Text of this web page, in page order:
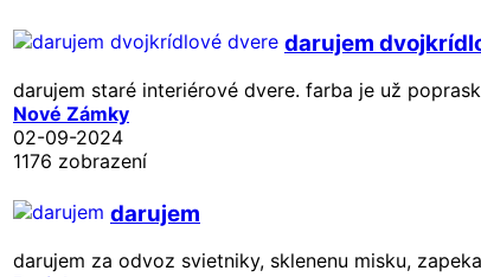
darujem
darujem staré interiérové dvere. farba je už
Nové Zámky
02-09-2024
1176 zobrazení
darujem
darujem za odvoz svietniky, sklenenu misku,